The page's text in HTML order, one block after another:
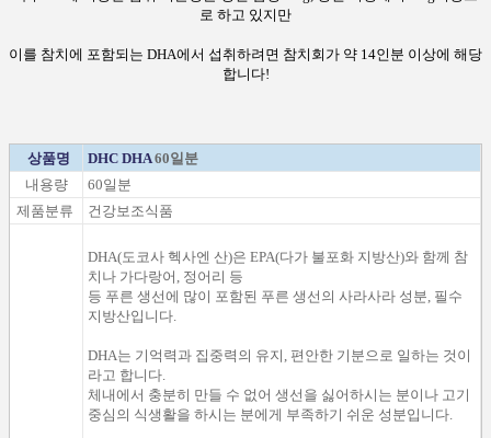
로 하고 있지만
이를 참치에 포함되는 DHA에서 섭취하려면 참치 회가 약 14인분 이상에 해당
합니다!
상품명 DHC DHA60일분
내용량
60일분
제품분류
건강보조식품
DHA(도코사 헥사엔 산)은 EPA(다가 불포화 지방산)와 함께 참
치나 가다랑어 , 정어리 등
등 푸른 생선에 많이 포함된 푸른 생선 의 사라사라 성분, 필수
지방산입니다
DHA는 기억력과 집중력 의 유지, 편안한 기분 으로 일하는 것이
라고 합니다
체내에서 충분히 만들 수 없어 생선을 싫어하시는 분이나 고기
중심의 식생활을 하시는 분에게 부족하기 쉬운 성분입니다.